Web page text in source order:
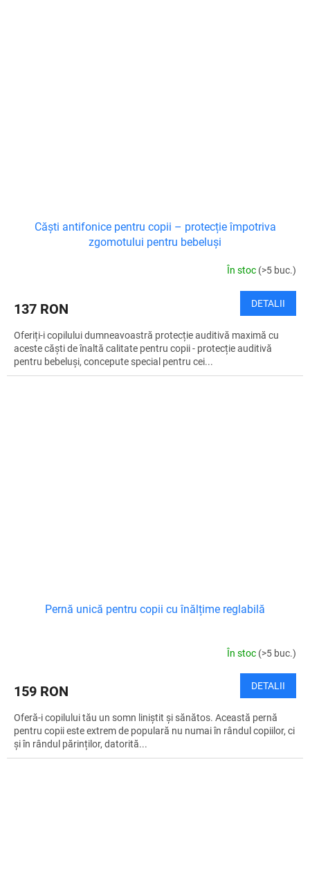
Căști antifonice pentru copii – protecție împotriva
zgomotului pentru bebeluși
În stoc (>5 buc.)
137 RON DETALII
Oferiți-i copilului dumneavoastră protecție auditivă maximă cu
aceste căști de înaltă calitate pentru copii - protecție auditivă
pentru bebeluși, concepute special pentru cei...
Pernă unică pentru copii cu înălțime reglabilă
În stoc (>5 buc.)
159 RON DETALII
Oferă-i copilului tău un somn liniștit și sănătos. Această pernă
pentru copii este extrem de populară nu numai în rândul copiilor, ci
și în rândul părinților, datorită...